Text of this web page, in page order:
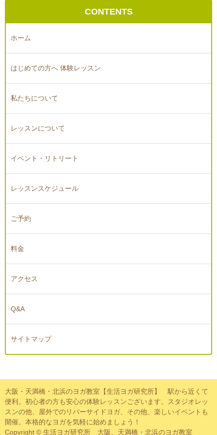
CONTENTS
ホーム
はじめての方へ 体験レッスン
私たちについて
レッスンについて
イベント・リトリート
レッスンスケジュール
ご予約
料金
アクセス
Q&A
サイトマップ
大阪・天満橋・北浜のヨガ教室【生活ヨガ研究所】 駅から近くて
便利。初心者の方も安心の体験レッスンございます。スタジオレッ
スンの他、屋外でのリバーサイドヨガ、その他、楽しいイベントも
開催。本格的なヨガを気軽に始めましょう！
Copyright © 生活ヨガ研究所 大阪、天満橋・北浜のヨガ教室